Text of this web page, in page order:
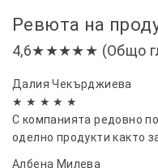
Ревюта на
4,6★★★★★ (Общо
Далия Чекърджиева
★ ★ ★ ★ ★
С компанията редовно
оделно продукти както
Албена Милева